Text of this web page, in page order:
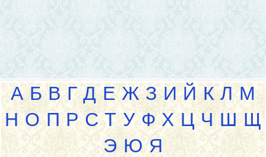
А Б В Г Д Е Ж З И Й К Л М
Н О П Р С Т У Ф Х Ц Ч Ш Щ
Э Ю Я